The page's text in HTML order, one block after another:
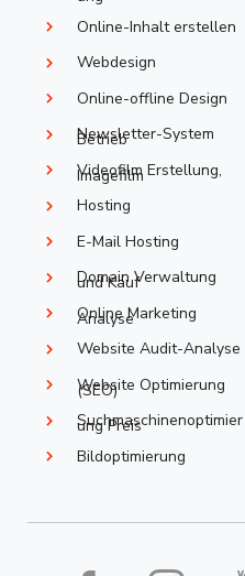
Online-Inhalt erstellen
Webdesign
Online-offline Design
Newsletter-System
Betrieb
Videofilm Erstellung,
Imagefilm
Hosting
E-Mail Hosting
Domain Verwaltung
und Kauf
Online Marketing
Analyse
Website Audit-Analyse
Website Optimierung
(SEO)
Suchmaschinenoptimier
ung Preis
Bildoptimierung